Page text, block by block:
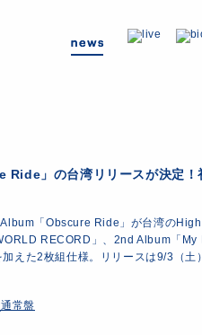
Ride」の台湾リリースが決定！
「Obscure Ride」が台湾の
RECORD」、2nd Album「
えた2枚組仕様。リリースは9/3（土